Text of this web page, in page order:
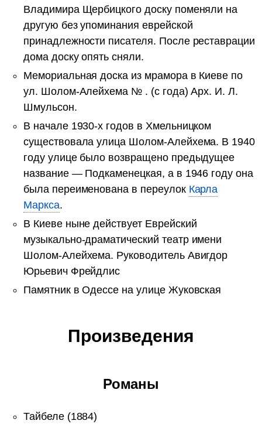
Владимира Щербицкого доску поменяли на
другую без упоминания еврейской
принадлежности писателя. После реставрации
дома доску опять сняли.
Мемориальная доска из мрамора в Киеве по
ул. Шолом-Алейхема № . (с года) Арх. И. Л.
Шмульсон.
В начале 1930-х годов в Хмельницком
существовала улица Шолом-Алейхема. В 1940
году улице было возвращено предыдущее
название — Подкаменецкая, а в 1946 году она
была переименована в переулок Карла
Маркса.
В Киеве ныне действует Еврейский
музыкально-драматический театр имени
Шолом-Алейхема. Руководитель Авигдор
Юрьевич Фрейдлис
Памятник в Одессе на улице Жуковская
Произведения
Романы
Тайбеле (1884)